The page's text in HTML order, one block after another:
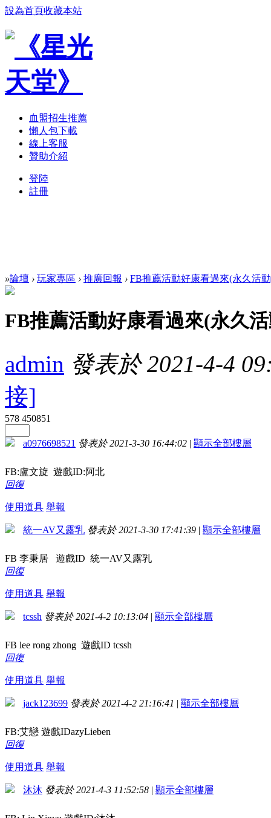
設為首頁收藏本站
血盟招生推薦
懶人包下載
線上客服
贊助介紹
登陸
註冊
»論壇 › 玩家專區 › 推廣回報 › FB推薦活動好康看過來(永久活
FB推薦活動好康看過來(永久
admin 發表於 2021-4-4
接]
578 450851
a0976698521 發表於 2021-3-30 16:44:02 | 顯示全部樓層
FB:盧文旋 遊戲ID:阿北
回復
使用道具 舉報
統一AV又露乳 發表於 2021-3-30 17:41:39 | 顯示全部樓層
FB 李秉居 遊戲ID 統一AV又露乳
回復
使用道具 舉報
tcssh 發表於 2021-4-2 10:13:04 | 顯示全部樓層
FB lee rong zhong 遊戲ID tcssh
回復
使用道具 舉報
jack123699 發表於 2021-4-2 21:16:41 | 顯示全部樓層
FB:艾戀 遊戲IDazyLieben
回復
使用道具 舉報
沐沐 發表於 2021-4-3 11:52:58 | 顯示全部樓層